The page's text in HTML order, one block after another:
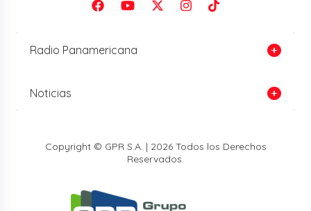
Radio Panamericana
Noticias
Copyright © GPR S.A. | 2026 Todos los Derechos
Reservados.